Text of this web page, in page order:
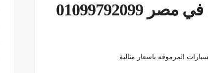
ايجار سيارات وخدمة ليموزين في مصر 01099792099